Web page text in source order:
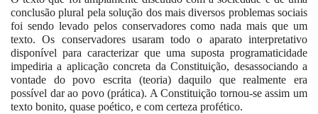
conclusão plural pela solução dos mais diversos problemas sociais
foi sendo levado pelos conservadores como nada mais que um
texto. Os conservadores usaram todo o aparato interpretativo
disponível para caracterizar que uma suposta programaticidade
impediria a aplicação concreta da Constituição, desassociando a
vontade do povo escrita (teoria) daquilo que realmente era
possível dar ao povo (prática). A Constituição tornou-se assim um
texto bonito, quase poético, e com certeza profético.